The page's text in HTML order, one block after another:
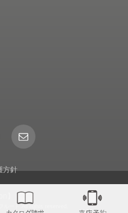
Mail
方針
】
ルート All rights reserved.